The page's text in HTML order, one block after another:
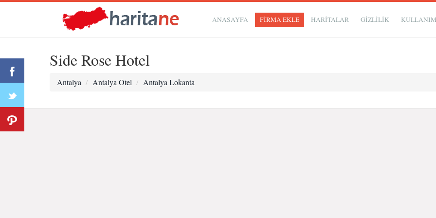
ANASAYFA FİRMA EKLE HARİTALAR GIZLILIK
Side Rose Hotel
Antalya Antalya Otel Antalya Lokanta